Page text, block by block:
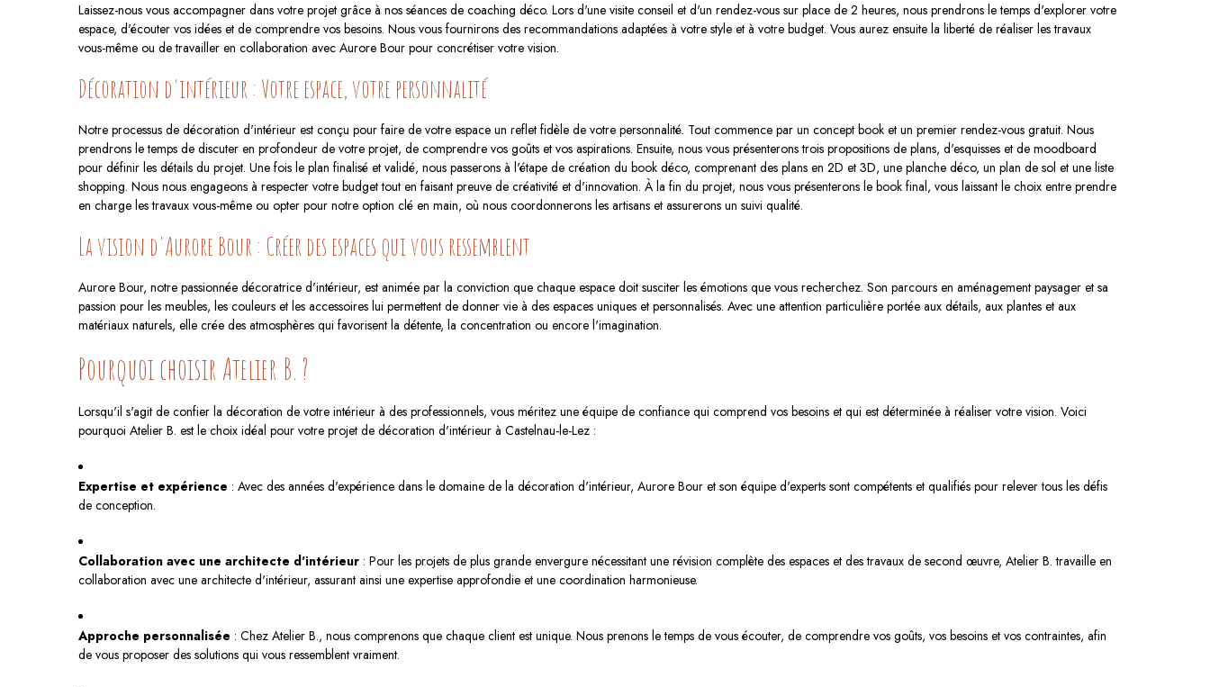
Laissez-nous vous accompagner dans votre projet grâce à nos séances de coaching déco. Lors d'une visite conseil et d'un rendez-vous sur place de 2 heures, nous prendrons le temps d'explorer votre
espace, d'écouter vos idées et de comprendre vos besoins. Nous vous fournirons des recommandations adaptées à votre style et à votre budget. Vous aurez ensuite la liberté de réaliser les travaux
vous-même ou de travailler en collaboration avec Aurore Bour pour concrétiser votre vision.
Décoration d'intérieur : Votre espace, votre personnalité
Notre processus de décoration d'intérieur est conçu pour faire de votre espace un reflet fidèle de votre personnalité. Tout commence par un concept book et un premier rendez-vous gratuit. Nous
prendrons le temps de discuter en profondeur de votre projet, de comprendre vos goûts et vos aspirations. Ensuite, nous vous présenterons trois propositions de plans, d'esquisses et de moodboard
pour définir les détails du projet. Une fois le plan finalisé et validé, nous passerons à l'étape de création du book déco, comprenant des plans en 2D et 3D, une planche déco, un plan de sol et une liste
shopping. Nous nous engageons à respecter votre budget tout en faisant preuve de créativité et d'innovation. À la fin du projet, nous vous présenterons le book final, vous laissant le choix entre prendre
en charge les travaux vous-même ou opter pour notre option clé en main, où nous coordonnerons les artisans et assurerons un suivi qualité.
La vision d'Aurore Bour : Créer des espaces qui vous ressemblent
Aurore Bour, notre passionnée décoratrice d'intérieur, est animée par la conviction que chaque espace doit susciter les émotions que vous recherchez. Son parcours en aménagement paysager et sa
passion pour les meubles, les couleurs et les accessoires lui permettent de donner vie à des espaces uniques et personnalisés. Avec une attention particulière portée aux détails, aux plantes et aux
matériaux naturels, elle crée des atmosphères qui favorisent la détente, la concentration ou encore l'imagination.
Pourquoi choisir Atelier B. ?
Lorsqu'il s'agit de confier la décoration de votre intérieur à des professionnels, vous méritez une équipe de confiance qui comprend vos besoins et qui est déterminée à réaliser votre vision. Voici
pourquoi Atelier B. est le choix idéal pour votre projet de décoration d'intérieur à Castelnau-le-Lez :
Expertise et expérience : Avec des années d'expérience dans le domaine de la décoration d'intérieur, Aurore Bour et son équipe d'experts sont compétents et qualifiés pour relever tous les défis
de conception.
Collaboration avec une architecte d'intérieur : Pour les projets de plus grande envergure nécessitant une révision complète des espaces et des travaux de second œuvre, Atelier B. travaille en
collaboration avec une architecte d'intérieur, assurant ainsi une expertise approfondie et une coordination harmonieuse.
Approche personnalisée : Chez Atelier B., nous comprenons que chaque client est unique. Nous prenons le temps de vous écouter, de comprendre vos goûts, vos besoins et vos contraintes, afin
de vous proposer des solutions qui vous ressemblent vraiment.